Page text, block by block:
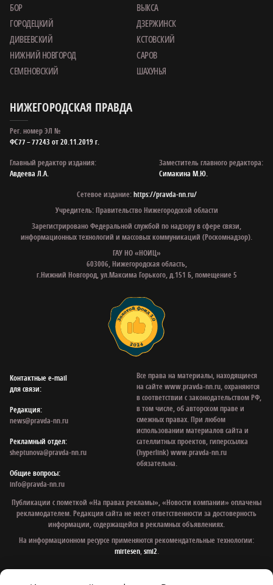
БОР
ВЫКСА
ГОРОДЕЦКИЙ
ДЗЕРЖИНСК
ДИВЕЕВСКИЙ
КСТОВСКИЙ
НИЖНИЙ НОВГОРОД
САРОВ
СЕМЕНОВСКИЙ
ШАХУНЬЯ
НИЖЕГОРОДСКАЯ ПРАВДА
Рег. номер ЭЛ №
ФС77 – 77243 от 20.11.2019 г.
Главный редактор издания:
Авдеева Л.А.
Заместитель главного редактора:
Симакина М.Ю.
Сетевое издание:https://pravda-nn.ru/
Учредитель: Правительство Нижегородской области
Зарегистрировано Федеральной службой по надзору в сфере связи,
информационных технологий и массовых коммуникаций (Роскомнадзор).
ГАУ НО «НОИЦ»
603006, Нижегородская область,
г.Нижний Новгород, ул.Максима Горького, д.151 Б, помещение 5
Контактные e‑mail
для связи:
Редакция:
news@pravda-nn.ru
Рекламный отдел:
sheptunova@pravda-nn.ru
Общие вопросы:
info@pravda-nn.ru
Все права на материалы, находящиеся
на сайте www.pravda-nn.ru, охраняются
в соответствии с законодательством РФ,
в том числе, об авторском праве и
смежных правах. При любом
использовании материалов сайта и
сателлитных проектов, гиперссылка
(hyperlink) www.pravda-nn.ru
обязательна.
Публикации с пометкой «На правах рекламы», «Новости компании» оплачены
рекламодателем. Редакция сайта не несет ответственности за достоверность
информации, содержащейся в рекламных объявлениях.
На информационном ресурсе применяются рекомендательные технологии:
mirtesen,smi2.